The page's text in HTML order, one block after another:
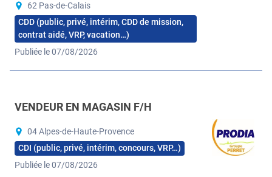
62 Pas-de-Calais
CDD (public, privé, intérim, CDD de mission,
contrat aidé, VRP, vacation…)
Publiée le 07/08/2026
VENDEUR EN MAGASIN F/H
04 Alpes-de-Haute-Provence
CDI (public, privé, intérim, concours, VRP…)
Publiée le 07/08/2026